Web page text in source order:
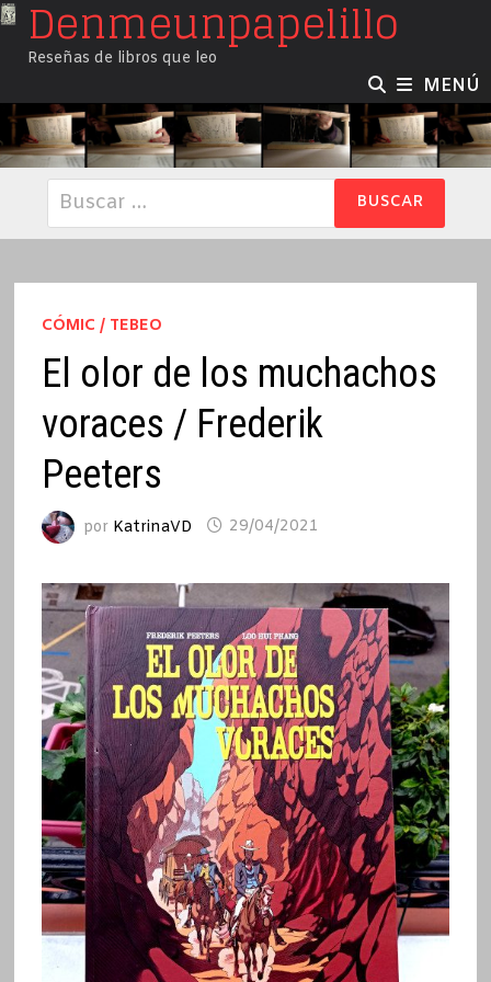
SaltarDenmeunpapelillo
Reseñas de libros que leo
MENÚ
Buscar:
CÓMIC / TEBEO
El olor de los muchachos
voraces / Frederik
Peeters
por KatrinaVD 29/04/2021